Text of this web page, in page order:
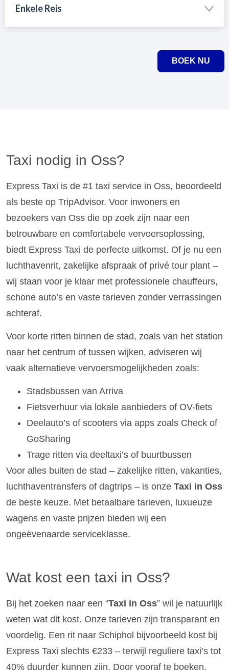
Enkele Reis
BOEK NU
Taxi nodig in Oss?
Express Taxi is de #1 taxi service in Oss, beoordeeld
als beste op TripAdvisor. Voor inwoners en
bezoekers van Oss die op zoek zijn naar een
betrouwbare en comfortabele vervoersoplossing,
biedt Express Taxi de perfecte uitkomst. Of je nu een
luchthavenrit, zakelijke afspraak of privé tour plant –
wij staan voor je klaar met professionele chauffeurs,
schone auto’s en vaste tarieven zonder verrassingen
achteraf.
Voor korte ritten binnen de stad, zoals van het station
naar het centrum of tussen wijken, adviseren wij
vaak alternatieve vervoersmogelijkheden zoals:
Stadsbussen van Arriva
Fietsverhuur via lokale aanbieders of OV-fiets
Deelauto’s of scooters via apps zoals Check of
GoSharing
Trage ritten via deeltaxi’s of buurtbussen
Voor alles buiten de stad – zakelijke ritten, vakanties,
luchthaventransfers of dagtrips – is onze Taxi in Oss
de beste keuze. Met betaalbare tarieven, luxueuze
wagens en vaste prijzen bieden wij een
ongeëvenaarde serviceklasse.
Wat kost een taxi in Oss?
Bij het zoeken naar een “Taxi in Oss” wil je natuurlijk
weten wat dit kost. Onze tarieven zijn transparant en
voordelig. Een rit naar Schiphol bijvoorbeeld kost bij
Express Taxi slechts €233 – terwijl reguliere taxi’s tot
40% duurder kunnen zijn. Door vooraf te boeken,